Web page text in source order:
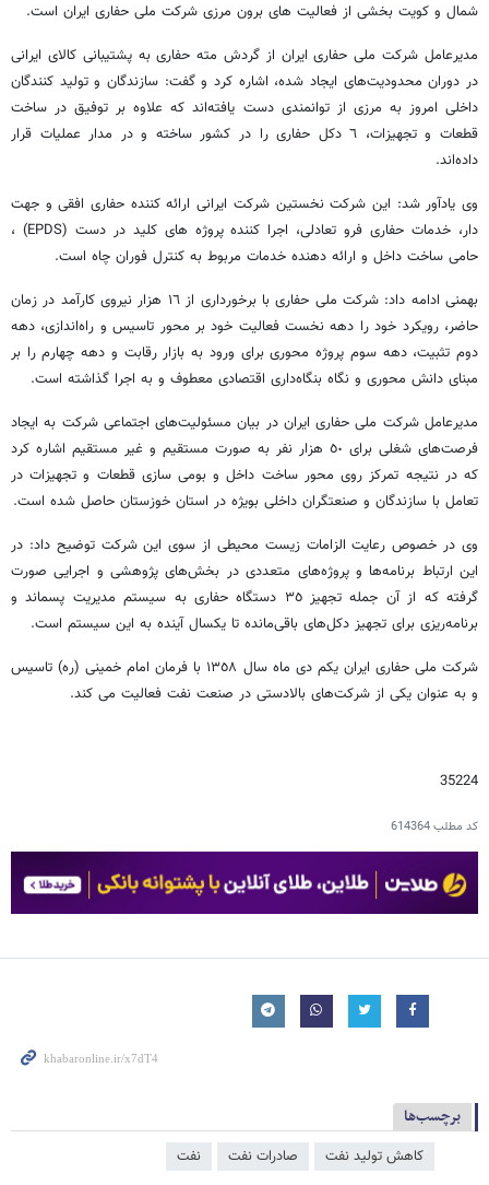
شمال و کویت بخشی از فعالیت ‎های برون مرزی شرکت ملی حفاری ایران است.
مدیرعامل شرکت ملی حفاری ایران از گردش مته حفاری به پشتیبانی کالای ایرانی
در دوران محدودیت‌های ایجاد شده، اشاره کرد و گفت: سازندگان و تولید کنندگان
داخلی امروز به مرزی از توانمندی دست یافته‌اند که علاوه بر توفیق در ساخت
قطعات و تجهیزات، ٦ دکل حفاری را در کشور ساخته و در مدار عملیات قرار
داده‌اند.
وی یادآور شد: این شرکت نخستین شرکت ایرانی ارائه کننده حفاری افقی و جهت
دار، خدمات حفاری فرو تعادلی، اجرا کننده پروژه های کلید در دست (EPDS) ،
حامی ساخت داخل و ارائه دهنده خدمات مربوط به کنترل فوران چاه است.
بهمنی ادامه داد: شرکت ملی حفاری با برخورداری از ١٦ هزار نیروی کارآمد در زمان
حاضر، رویکرد خود را دهه نخست فعالیت خود بر محور تاسیس و راه‌اندازی، دهه
دوم تثبیت، دهه سوم پروژه محوری برای ورود به بازار رقابت و دهه چهارم را بر
مبنای دانش محوری و نگاه بنگاه‌داری اقتصادی معطوف و به اجرا گذاشته است.
مدیرعامل شرکت ملی حفاری ایران در بیان مسئولیت‌های اجتماعی شرکت به ایجاد
فرصت‌های شغلی برای ٥٠ هزار نفر به صورت مستقیم و غیر مستقیم اشاره کرد
که در نتیجه تمرکز روی محور ساخت داخل و بومی سازی قطعات و تجهیزات در
تعامل با سازندگان و صنعتگران داخلی بویژه در استان خوزستان حاصل شده است.
وی در خصوص رعایت الزامات زیست محیطی از سوی این شرکت توضیح داد: در
این ارتباط برنامه‌ها و پروژه‌های متعددی در بخش‌های پژوهشی و اجرایی صورت
گرفته که از آن جمله تجهیز ٣٥ دستگاه حفاری به سیستم مدیریت پسماند و
برنامه‌ریزی برای تجهیز دکل‌های باقی‌مانده تا یکسال آینده به این سیستم است.
شرکت ملی حفاری ایران یکم دی ماه سال ١٣٥٨ با فرمان امام خمینی (ره) تاسیس
و به عنوان یکی از شرکت‌های بالادستی در صنعت نفت فعالیت می‌ ‎کند.
35224
کد مطلب614364
برچسب‌ها
کاهش تولید نفت صادرات نفت نفت